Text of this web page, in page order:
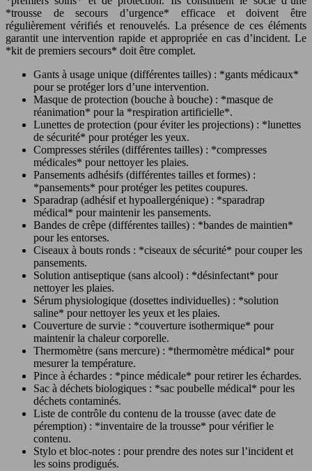
*trousse de secours d’urgence* efficace et doivent être
régulièrement vérifiés et renouvelés. La présence de ces éléments
garantit une intervention rapide et appropriée en cas d’incident. Le
*kit de premiers secours* doit être complet.
Gants à usage unique (différentes tailles) : *gants médicaux*
pour se protéger lors d’une intervention.
Masque de protection (bouche à bouche) : *masque de
réanimation* pour la *respiration artificielle*.
Lunettes de protection (pour éviter les projections) : *lunettes
de sécurité* pour protéger les yeux.
Compresses stériles (différentes tailles) : *compresses
médicales* pour nettoyer les plaies.
Pansements adhésifs (différentes tailles et formes) :
*pansements* pour protéger les petites coupures.
Sparadrap (adhésif et hypoallergénique) : *sparadrap
médical* pour maintenir les pansements.
Bandes de crêpe (différentes tailles) : *bandes de maintien*
pour les entorses.
Ciseaux à bouts ronds : *ciseaux de sécurité* pour couper les
pansements.
Solution antiseptique (sans alcool) : *désinfectant* pour
nettoyer les plaies.
Sérum physiologique (dosettes individuelles) : *solution
saline* pour nettoyer les yeux et les plaies.
Couverture de survie : *couverture isothermique* pour
maintenir la chaleur corporelle.
Thermomètre (sans mercure) : *thermomètre médical* pour
mesurer la température.
Pince à échardes : *pince médicale* pour retirer les échardes.
Sac à déchets biologiques : *sac poubelle médical* pour les
déchets contaminés.
Liste de contrôle du contenu de la trousse (avec date de
péremption) : *inventaire de la trousse* pour vérifier le
contenu.
Stylo et bloc-notes : pour prendre des notes sur l’incident et
les soins prodigués.